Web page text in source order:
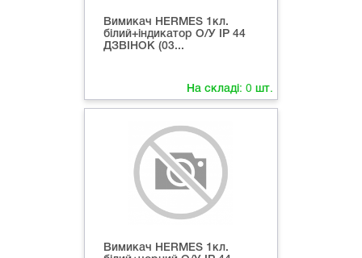
Вимикач HERMES 1кл.
білий+індикатор О/У ІР 44
ДЗВІНОК (03...
На складі: 0 шт.
Вимикач HERMES 1кл.